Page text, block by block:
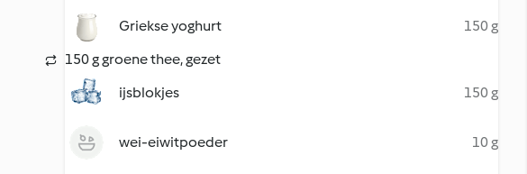
Griekse yoghurt
150 g
150 g groene thee, gezet
ijsblokjes
150 g
wei-eiwitpoeder 10 g